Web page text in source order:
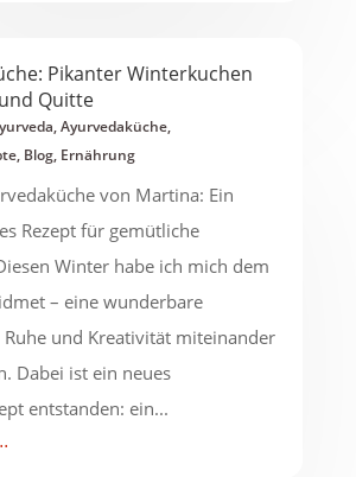
Pikanter Winterkuchen
Quitte
,Ayurvedaküche,
, Blog, Ernährung
von Martina: Ein
Rezept für gemütliche
Winter habe ich mich dem
– eine wunderbare
und Kreativität miteinander
Dabei ist ein neues
entstanden: ein...